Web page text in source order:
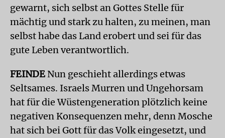
gewarnt, sich selbst an Gottes Stelle für
mächtig und stark zu halten, zu meinen, man
selbst habe das Land erobert und sei für das
gute Leben verantwortlich.
FEINDE Nun geschieht allerdings etwas
Seltsames. Israels Murren und Ungehorsam
hat für die Wüstengeneration plötzlich keine
negativen Konsequenzen mehr, denn Mosche
hat sich bei Gott für das Volk eingesetzt, und